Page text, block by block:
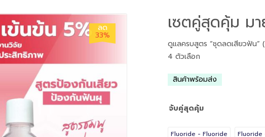
ลด
33%
เซตคู่สุดคุ้ม ม
ดูแลครบสูตร “ชุดลดเสียวฟัน”
4 ตัวเลือก
สินค้าพร้อมส่ง
จับคู่สุดคุ้ม
Fluoride - Fluoride Fluoride